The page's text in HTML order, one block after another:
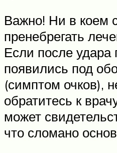
Важно! Ни в коем
пренебрегать
Если после удара
появились под
(симптом очков),
обратитесь к
может
что сломано